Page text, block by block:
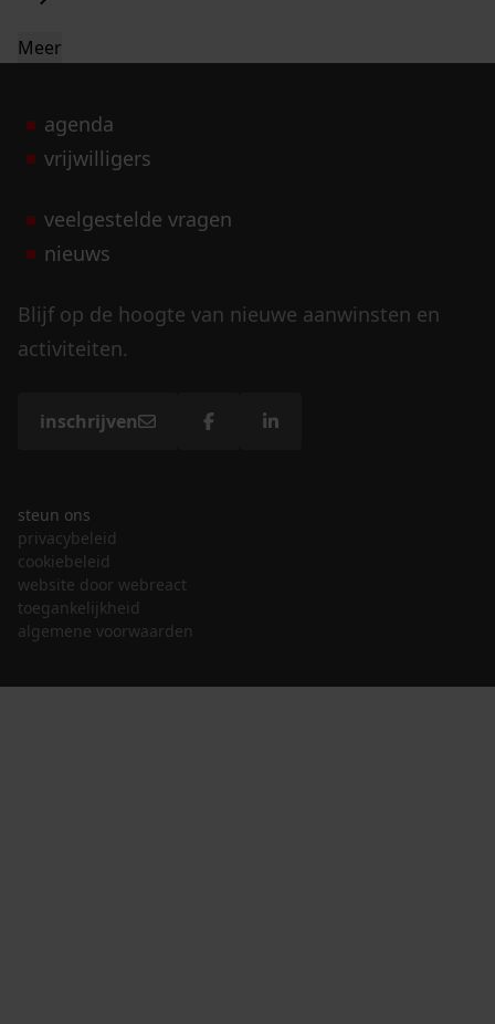
Meer
agenda
vrijwilligers
veelgestelde vragen
nieuws
Blijf op de hoogte van nieuwe aanwinsten en
activiteiten.
inschrijven
steun ons
privacybeleid
cookiebeleid
website door webreact
toegankelijkheid
algemene voorwaarden